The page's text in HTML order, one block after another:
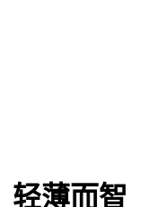
轻薄而智